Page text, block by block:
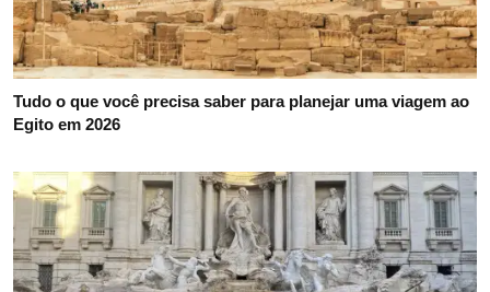
Tudo o que você precisa saber para planejar uma viagem ao
Egito em 2026